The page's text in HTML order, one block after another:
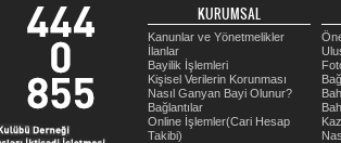
KURUMSAL
Kanunlar ve Yönetmelikler
İlanlar
Bayilik İşlemleri
Kişisel Verilerin Korunması
Nasıl Ganyan Bayi Olunur?
Bağlantılar
Online İşlemler(Cari Hesap
Takibi)